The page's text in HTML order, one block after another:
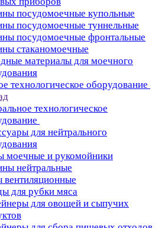
посудомоечные купольные
посудомоечные туннельные
посудомоечные фронтальные
стаканомоечные
материалы для моечного
технологическое оборудование
технологическое
для нейтрального
моечные и рукомойники
нейтральные
вентиляционные
для рубки мяса
для овощей и сыпучих